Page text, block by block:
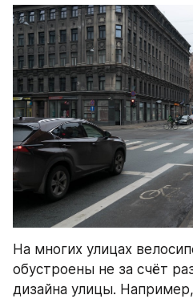
На многих улицах
обустроены не за счёт
дизайна улицы.